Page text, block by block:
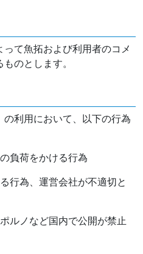
て魚拓および利用者のコメ
のとします。
利用において、以下の行為
負荷をかける行為
行為、運営会社が不適切と
ルノなど国内で公開が禁止